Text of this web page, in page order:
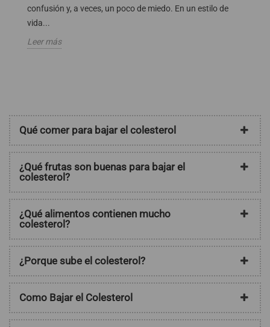
confusión y, a veces, un poco de miedo. En un estilo de
vida...
Leer más
Qué comer para bajar el colesterol
¿Qué frutas son buenas para bajar el
colesterol?
¿Qué alimentos contienen mucho
colesterol?
¿Porque sube el colesterol?
Como Bajar el Colesterol